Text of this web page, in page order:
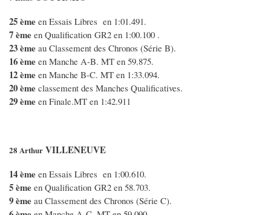
25 ème en Essais Libres en 1:01.491.
7 ème en Qualification GR2 en 1:00.100 .
23 ème au Classement des Chronos (Série B).
16 ème en Manche A-B. MT en 59.875.
12 ème en Manche B-C. MT en 1:33.094.
20 ème classement des Manches Qualificatives.
29 ème en Finale.MT en 1:42.911
28 Arthur VILLENEUVE
14 ème en Essais Libres en 1:00.610.
5 ème en Qualification GR2 en 58.703.
9 ème au Classement des Chronos (Série C).